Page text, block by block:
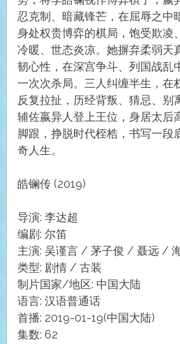
忍克制、暗藏锋芒，在屈辱之中
身处权贵博弈的棋局，饱受欺凌
冷暖、世态炎凉。她摒弃柔弱天
韧心性，在深宫争斗、列国战乱
一次次杀局。三人纠缠半生，在
反复拉扯，历经背叛、猜忌、别
辅佐嬴异人登上王位，身居太后
脚跟，挣脱时代桎梏，书写一段
奇人生。
皓镧传 (2019)
导演: 李达超
编剧: 尔笛
主演: 吴谨言 / 茅子俊 / 聂远 /
类型: 剧情 / 古装
制片国家/地区: 中国大陆
语言: 汉语普通话
首播: 2019-01-19(中国大陆)
集数: 62